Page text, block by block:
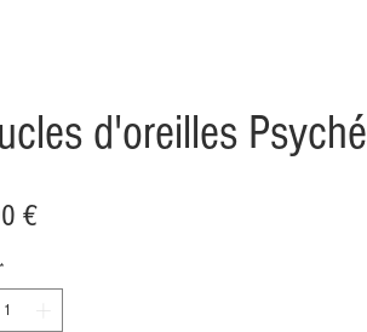
d'oreilles Psyché
€Prix
*